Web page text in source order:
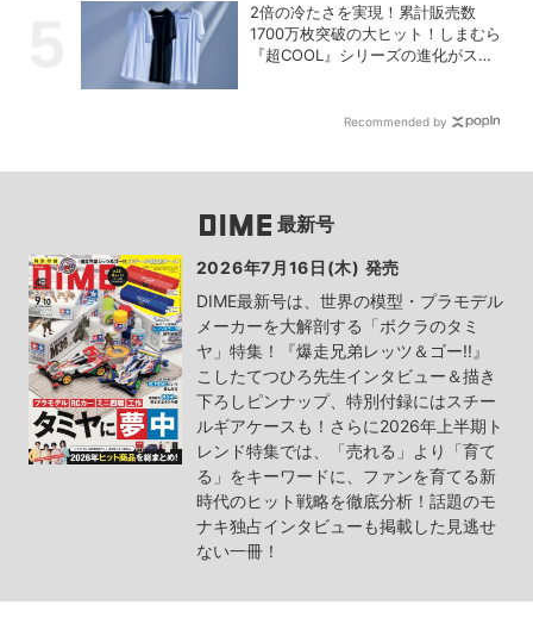
2倍の冷たさを実現！累計販売数
1700万枚突破の大ヒット！しまむら
『超COOL』シリーズの進化がスゴ
Recommended by
最新号
2026年7月16日(木) 発売
DIME最新号は、世界の模型・プラモデル
メーカーを大解剖する「ボクラのタミ
ヤ」特集！『爆走兄弟レッツ＆ゴー!!』
こしたてつひろ先生インタビュー＆描き
下ろしピンナップ、特別付録にはスチー
ルギアケースも！さらに2026年上半期ト
レンド特集では、「売れる」より「育て
る」をキーワードに、ファンを育てる新
時代のヒット戦略を徹底分析！話題のモ
ナキ独占インタビューも掲載した見逃せ
ない一冊！